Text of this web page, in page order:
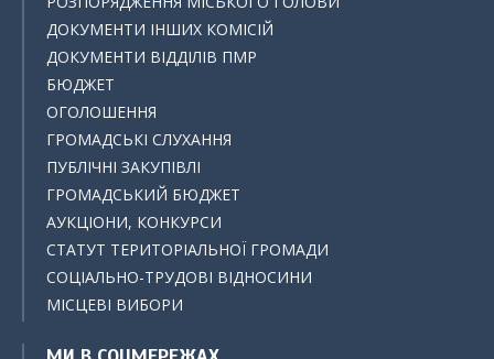
ДОКУМЕНТИ ІНШИХ КОМІСІЙ
ДОКУМЕНТИ ВІДДІЛІВ ПМР
БЮДЖЕТ
ОГОЛОШЕННЯ
ГРОМАДСЬКІ СЛУХАННЯ
ПУБЛІЧНІ ЗАКУПІВЛІ
ГРОМАДСЬКИЙ БЮДЖЕТ
АУКЦІОНИ, КОНКУРСИ
СТАТУТ ТЕРИТОРІАЛЬНОЇ ГРОМАДИ
СОЦІАЛЬНО-ТРУДОВІ ВІДНОСИНИ
МІСЦЕВІ ВИБОРИ